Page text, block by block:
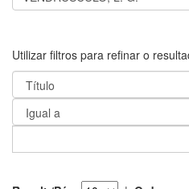
Utilizar filtros para refinar o